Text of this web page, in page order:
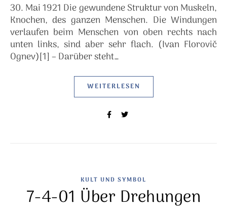
30. Mai 1921 Die gewundene Struktur von Muskeln,
Knochen, des ganzen Menschen. Die Windungen
verlaufen beim Menschen von oben rechts nach
unten links, sind aber sehr flach. (Ivan Florovič
Ognev)[1] – Darüber steht…
WEITERLESEN
KULT UND SYMBOL
7-4-01 Über Drehungen